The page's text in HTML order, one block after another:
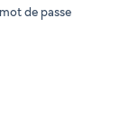
de passe